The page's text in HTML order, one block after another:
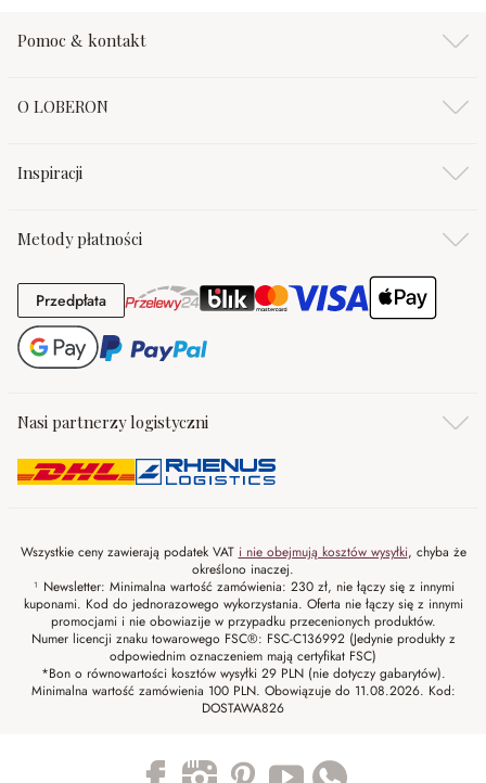
Pomoc & kontakt
O LOBERON
Inspiracji
Metody płatności
PrzedpłataPrzedpłata
Nasi partnerzy logistyczni
Wszystkie ceny zawierają podatek VAT i nie obejmują kosztów wysyłki, chyba że
określono inaczej.
¹ Newsletter: Minimalna wartość zamówienia: 230 zł, nie łączy się z innymi
kuponami. Kod do jednorazowego wykorzystania. Oferta nie łączy się z innymi
promocjami i nie obowiazije w przypadku przecenionych produktów.
Numer licencji znaku towarowego FSC®: FSC-C136992 (Jedynie produkty z
odpowiednim oznaczeniem mają certyfikat FSC)
*Bon o równowartości kosztów wysyłki 29 PLN (nie dotyczy gabarytów).
Minimalna wartość zamówienia 100 PLN. Obowiązuje do 11.08.2026. Kod:
DOSTAWA826